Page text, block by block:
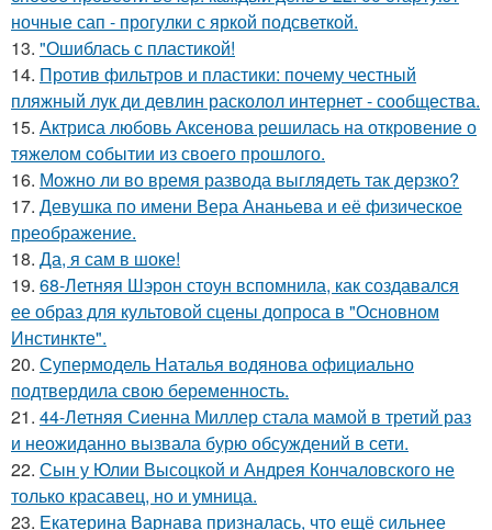
ночные сап - прогулки с яркой подсветкой.
13. "Ошиблась с пластикой!
14. Против фильтров и пластики: почему честный
пляжный лук ди девлин расколол интернет - сообщества.
15. Актриса любовь Аксенова решилась на откровение о
тяжелом событии из своего прошлого.
16. Можно ли во время развода выглядеть так дерзко?
17. Девушка по имени Вера Ананьева и её физическое
преображение.
18. Да, я сам в шоке!
19. 68-Летняя Шэрон стоун вспомнила, как создавался
ее образ для культовой сцены допроса в "Основном
Инстинкте".
20. Супермодель Наталья водянова официально
подтвердила свою беременность.
21. 44-Летняя Сиенна Миллер стала мамой в третий раз
и неожиданно вызвала бурю обсуждений в сети.
22. Сын у Юлии Высоцкой и Андрея Кончаловского не
только красавец, но и умница.
23. Екатерина Варнава призналась, что ещё сильнее